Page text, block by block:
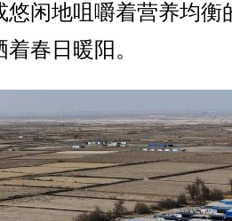
悠闲地咀嚼着营养均衡
春日暖阳。